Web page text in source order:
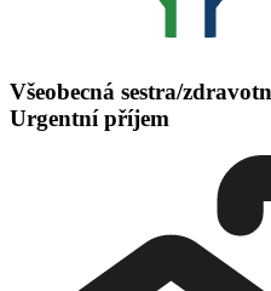
Všeobecná sestra/
Urgentní příjem